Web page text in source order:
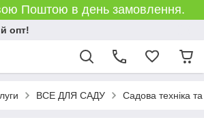
Поштою в день замовлення.
опт!
ВСЕ ДЛЯ САДУ Садова техніка